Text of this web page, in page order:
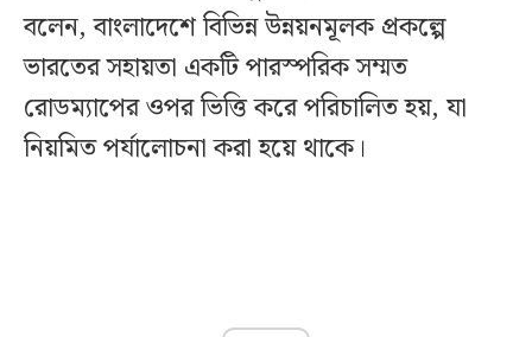
বলেন, বাংলাদেশে বিভিন্ন উন্নয়নমূলক প্রকল্পে
ভারতের সহায়তা একটি পারস্পরিক সম্মত
রোডম্যাপের ওপর ভিত্তি করে পরিচালিত হয়, যা
নিয়মিত পর্যালোচনা করা হয়ে থাকে।